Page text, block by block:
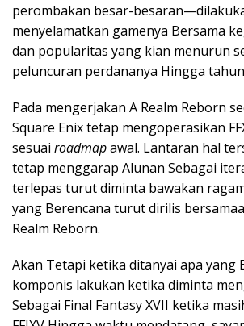
perombakan besar-
menyelamatkan gamenya Bersama
dan popularitas yang kian menurun
peluncuran perdananya Hingga
Pada mengerjakan A Realm Reborn
Square Enix tetap mengoperasikan
sesuai roadmapawal. Lantaran hal
tetap menggarap Alunan Sebagai
terlepas turut diminta bawakan
yang Berencana turut dirilis
Realm Reborn.
Akan Tetapi ketika ditanyai apa yang
komponis lakukan ketika diminta
Sebagai Final Fantasy XVII ketika